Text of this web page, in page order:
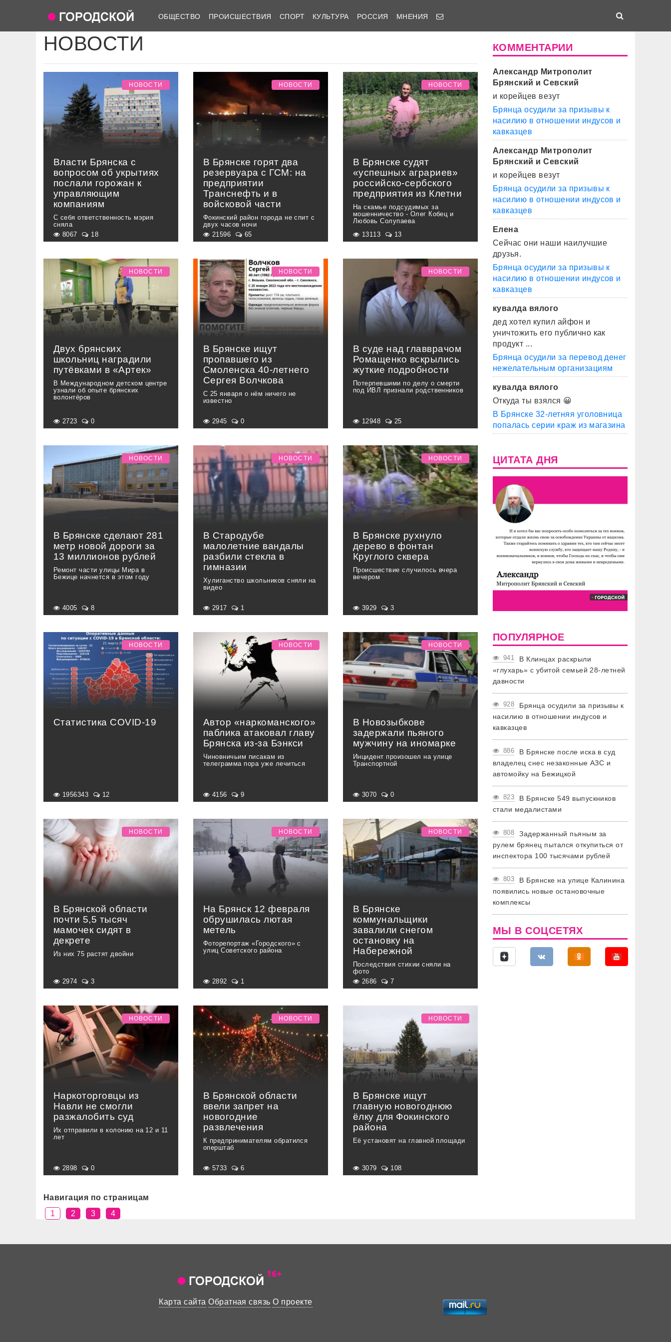
ОБЩЕСТВО ПРОИСШЕСТВИЯ СПОРТ КУЛЬТУРА РОССИЯ МНЕНИЯ
НОВОСТИ
Власти Брянска с
вопросом об укрытиях
послали горожан к
управляющим
компаниям
С себя ответственность мэрия
сняла
НОВОСТИ
8067 18
В Брянске горят два
резервуара с ГСМ: на
предприятии
Транснефть и в
войсковой части
Фокинский район города не спит с
двух часов ночи
НОВОСТИ
21596 65
В Брянске судят
«успешных аграриев»
российско-сербского
предприятия из Клетни
На скамье подсудимых за
мошенничество - Олег Кобец и
Любовь Солупаева
НОВОСТИ
13113 13
Двух брянских
школьниц наградили
путёвками в «Артек»
В Международном детском центре
узнали об опыте брянских
волонтёров
НОВОСТИ
2723 0
В Брянске ищут
пропавшего из
Смоленска 40-летнего
Сергея Волчкова
С 25 января о нём ничего не
известно
НОВОСТИ
2945 0
В суде над главврачом
Ромащенко вскрылись
жуткие подробности
Потерпевшими по делу о смерти
под ИВЛ признали родственников
НОВОСТИ
12948 25
В Брянске сделают 281
метр новой дороги за
13 миллионов рублей
Ремонт части улицы Мира в
Бежице начнется в этом году
НОВОСТИ
4005 8
В Стародубе
малолетние вандалы
разбили стекла в
гимназии
Хулиганство школьников сняли на
видео
НОВОСТИ
2917 1
В Брянске рухнуло
дерево в фонтан
Круглого сквера
Происшествие случилось вчера
вечером
НОВОСТИ
3929 3
Статистика COVID-19
НОВОСТИ
1956343 12
Автор «наркоманского»
паблика атаковал главу
Брянска из-за Бэнкси
Чиновничьим писакам из
телеграмма пора уже лечиться
НОВОСТИ
4156 9
В Новозыбкове
задержали пьяного
мужчину на иномарке
Инцидент произошел на улице
Транспортной
НОВОСТИ
3070 0
В Брянской области
почти 5,5 тысяч
мамочек сидят в
декрете
Из них 75 растят двойни
НОВОСТИ
2974 3
На Брянск 12 февраля
обрушилась лютая
метель
Фоторепортаж «Городского» с
улиц Советского района
НОВОСТИ
2892 1
В Брянске
коммунальщики
завалили снегом
остановку на
Набережной
Последствия стихии сняли на
фото
НОВОСТИ
2686 7
Наркоторговцы из
Навли не смогли
разжалобить суд
Их отправили в колонию на 12 и 11
лет
НОВОСТИ
2898 0
В Брянской области
ввели запрет на
новогодние
развлечения
К предпринимателям обратился
оперштаб
НОВОСТИ
5733 6
В Брянске ищут
главную новогоднюю
ёлку для Фокинского
района
Её установят на главной площади
НОВОСТИ
3079 108
Навигация по страницам
1
2 3 4
КОММЕНТАРИИ
Александр Митрополит
Брянский и Севский
и корейцев везут
Брянца осудили за призывы к
насилию в отношении индусов и
кавказцев
Александр Митрополит
Брянский и Севский
и корейцев везут
Брянца осудили за призывы к
насилию в отношении индусов и
кавказцев
Елена
Сейчас они наши наилучшие
друзья.
Брянца осудили за призывы к
насилию в отношении индусов и
кавказцев
кувалда вялого
дед хотел купил айфон и
уничтожить его публично как
продукт ...
Брянца осудили за перевод денег
нежелательным организациям
кувалда вялого
Откуда ты взялся 😀
В Брянске 32-летняя уголовница
попалась серии краж из магазина
ЦИТАТА ДНЯ
ПОПУЛЯРНОЕ
941
В Клинцах раскрыли
«глухарь» с убитой семьей 28-летней
давности
928
Брянца осудили за призывы к
насилию в отношении индусов и
кавказцев
886
В Брянске после иска в суд
владелец снес незаконные АЗС и
автомойку на Бежицкой
823
В Брянске 549 выпускников
стали медалистами
808
Задержанный пьяным за
рулем брянец пытался откупиться от
инспектора 100 тысячами рублей
803
В Брянске на улице Калинина
появились новые остановочные
комплексы
МЫ В СОЦСЕТЯХ
Карта сайта Обратная связь О проекте